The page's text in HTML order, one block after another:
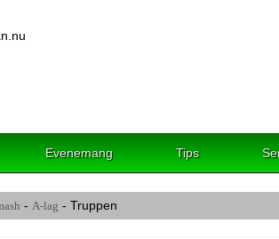
Evenemang Tips
- A-lag - Truppen